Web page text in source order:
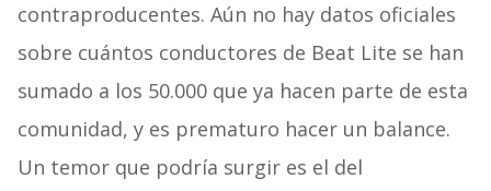
contraproducentes. Aún no hay datos oficiales
sobre cuántos conductores de Beat Lite se han
sumado a los 50.000 que ya hacen parte de esta
comunidad, y es prematuro hacer un balance.
Un temor que podría surgir es el del